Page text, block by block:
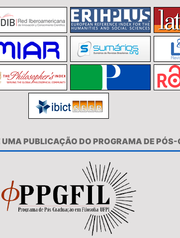
PUBLICAÇÃO DO PROGRAMA DE